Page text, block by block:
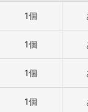
1個
1個
1個
1個